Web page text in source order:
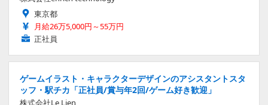
東京都
月給26万5,000円～55万円
正社員
ゲームイラスト・キャラクターデザインのアシスタントスタ
ッフ・駅チカ「正社員/賞与年2回/ゲーム好き歓迎」
株式会社Le Lien